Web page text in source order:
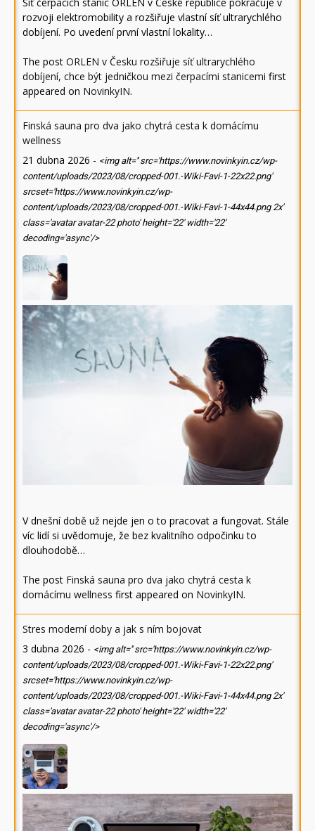
rozvoji elektromobility a rozšiřuje vlastní síť ultrarychlého
dobíjení. Po uvedení první vlastní lokality…
The post ORLEN v Česku rozšiřuje síť ultrarychlého
dobíjení, chce být jedničkou mezi čerpacími stanicemi first
appeared on NovinkyIN.
Finská sauna pro dva jako chytrá cesta k domácímu
wellness
21 dubna 2026 - <img alt='' src='https://www.novinkyin.cz/wp-
content/uploads/2023/08/cropped-001.-Wiki-Favi-1-22x22.png'
srcset='https://www.novinkyin.cz/wp-
content/uploads/2023/08/cropped-001.-Wiki-Favi-1-44x44.png 2x'
class='avatar avatar-22 photo' height='22' width='22'
decoding='async'/>
V dnešní době už nejde jen o to pracovat a fungovat. Stále
víc lidí si uvědomuje, že bez kvalitního odpočinku to
dlouhodobě…
The post Finská sauna pro dva jako chytrá cesta k
domácímu wellness first appeared on NovinkyIN.
Stres moderní doby a jak s ním bojovat
3 dubna 2026 - <img alt='' src='https://www.novinkyin.cz/wp-
content/uploads/2023/08/cropped-001.-Wiki-Favi-1-22x22.png'
srcset='https://www.novinkyin.cz/wp-
content/uploads/2023/08/cropped-001.-Wiki-Favi-1-44x44.png 2x'
class='avatar avatar-22 photo' height='22' width='22'
decoding='async'/>